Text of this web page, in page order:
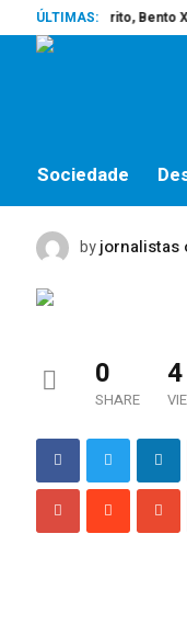
ÚLTIMAS:
Papa Emérito, Bento XVI
Sociedade
byjornalistas
0
SHARE
4